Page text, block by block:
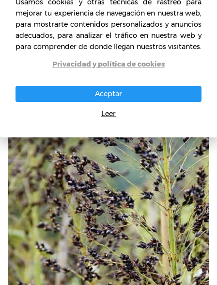
empleados por local, esel franquiciado activo
más un empleado media jornada, la duración
del contrato se estipula en 4 años, y la
recuperación de la inversión está estimada en
exportable a otros paises.
mejorar tu experiencia de navegación en nuestra web,
para mostrarte contenidos personalizados y anuncios
adecuados, para analizar el tráfico en nuestra web y
para comprender de donde llegan nuestros visitantes.
Privacidad y política de cookies
Aceptar
Leer